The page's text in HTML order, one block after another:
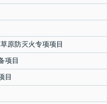
原防灭火专项项目
项目
目